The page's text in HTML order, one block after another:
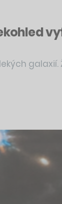
galaxií.